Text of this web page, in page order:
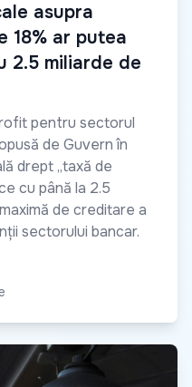
asupra
18% ar putea
2.5 miliarde de
pentru sectorul
de Guvern în
drept „taxă de
cu până la 2.5
de creditare a
sectorului bancar.